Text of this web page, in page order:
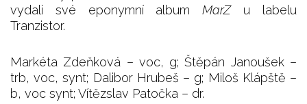
vydali své eponymní albumMarZu labelu
Tranzistor.
Markéta Zdeňková – voc, g; Štěpán Janoušek –
trb, voc, synt; Dalibor Hrubeš – g; Miloš Klápště –
b, voc synt; Vítězslav Patočka – dr.